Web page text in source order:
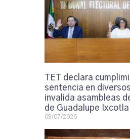
TET declara
sentencia en
invalida asambleas
de Guadalupe Ixcotla
09/07/2026